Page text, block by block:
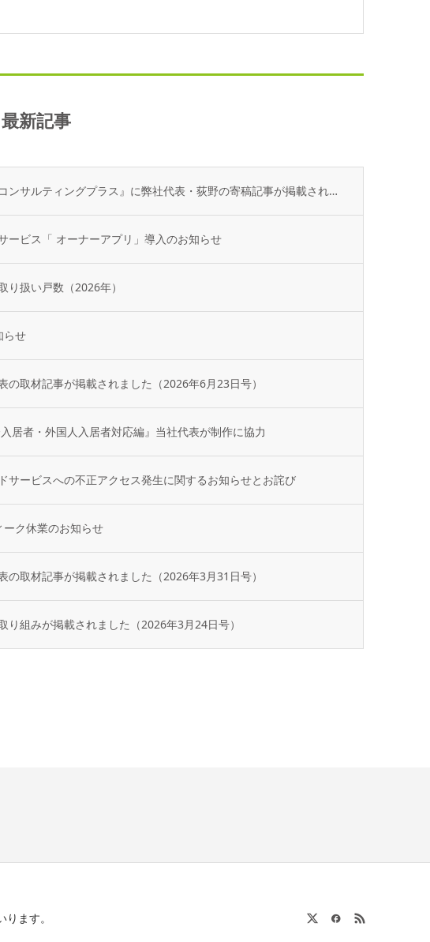
最新記事
不動産専門誌『不動産コンサルティングプラス』に弊社代表・荻野の寄稿記事が掲載されました
ービス「 オーナーアプリ」導入のお知らせ
り扱い戸数（2026年）
らせ
の取材記事が掲載されました（2026年6月23日号）
居者・外国人入居者対応編』当社代表が制作に協力
サービスへの不正アクセス発生に関するお知らせとお詫び
ク休業のお知らせ
の取材記事が掲載されました（2026年3月31日号）
り組みが掲載されました（2026年3月24日号）
ます。